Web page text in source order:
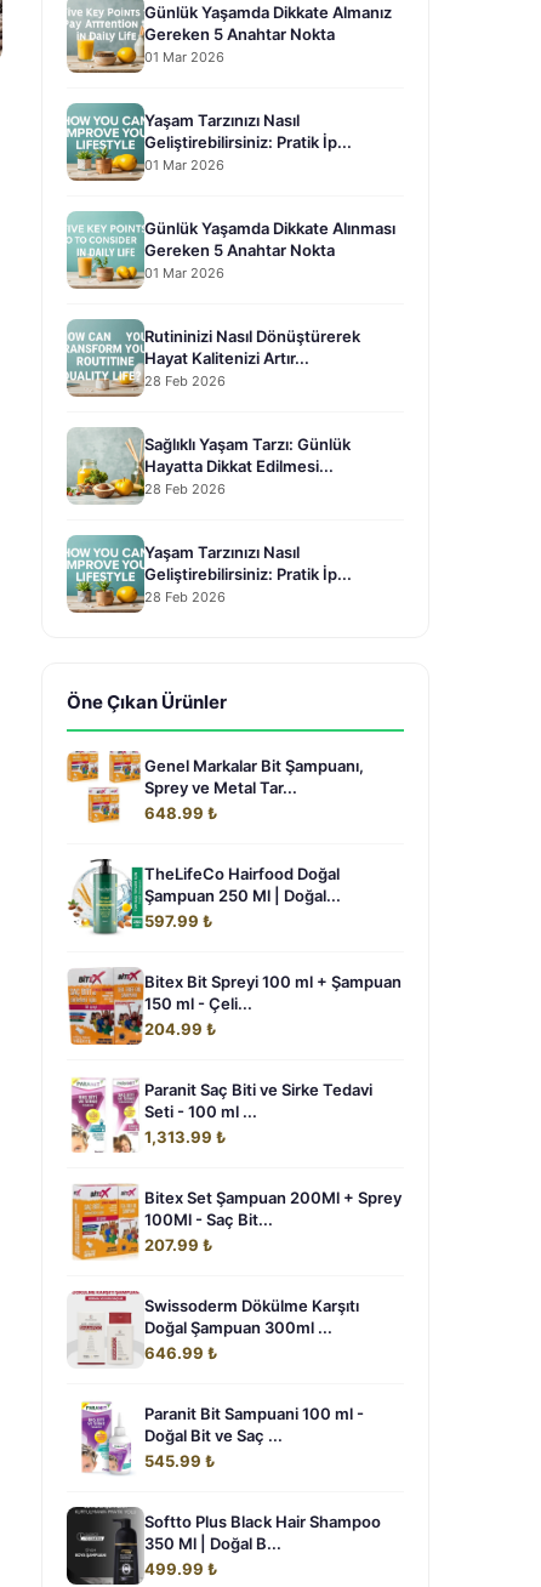
Günlük Yaşamda Dikkate Almanız
Gereken 5 Anahtar Nokta
01 Mar 2026
Yaşam Tarzınızı Nasıl
Geliştirebilirsiniz: Pratik İp...
01 Mar 2026
Günlük Yaşamda Dikkate Alınması
Gereken 5 Anahtar Nokta
01 Mar 2026
Rutininizi Nasıl Dönüştürerek
Hayat Kalitenizi Artır...
28 Feb 2026
Sağlıklı Yaşam Tarzı: Günlük
Hayatta Dikkat Edilmesi...
28 Feb 2026
Yaşam Tarzınızı Nasıl
Geliştirebilirsiniz: Pratik İp...
28 Feb 2026
Öne Çıkan Ürünler
Genel Markalar Bit Şampuanı,
Sprey ve Metal Tar...
648.99 ₺
TheLifeCo Hairfood Doğal
Şampuan 250 Ml | Doğal...
597.99 ₺
Bitex Bit Spreyi 100 ml + Şampuan
150 ml - Çeli...
204.99 ₺
Paranit Saç Biti ve Sirke Tedavi
Seti - 100 ml ...
1,313.99 ₺
Bitex Set Şampuan 200Ml + Sprey
100Ml - Saç Bit...
207.99 ₺
Swissoderm Dökülme Karşıtı
Doğal Şampuan 300ml ...
646.99 ₺
Paranit Bit Sampuani 100 ml -
Doğal Bit ve Saç ...
545.99 ₺
Softto Plus Black Hair Shampoo
350 Ml | Doğal B...
499.99 ₺